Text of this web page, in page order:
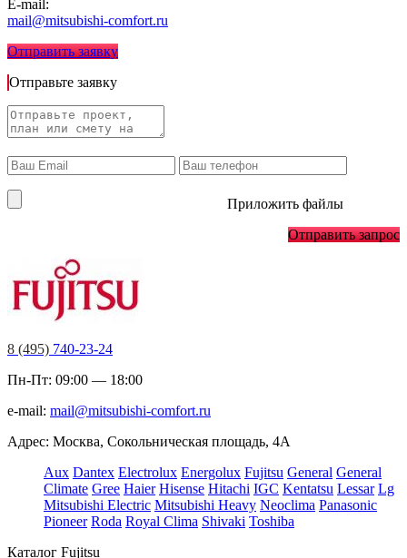
E-mail:
mail@mitsubishi-comfort.ru
Отправить заявку
Отправьте заявку
Приложить файлы
Отправить запрос
8 (495) 740-23-24
Пн-Пт: 09:00 — 18:00
e-mail: mail@mitsubishi-comfort.ru
Адрес: Москва, Сокольническая площадь, 4А
Aux Dantex Electrolux Energolux Fujitsu General General
Climate Gree Haier Hisense Hitachi IGC Kentatsu Lessar Lg
Mitsubishi Electric Mitsubishi Heavy Neoclima Panasonic
Pioneer Roda Royal Clima Shivaki Toshiba
Каталог Fujitsu